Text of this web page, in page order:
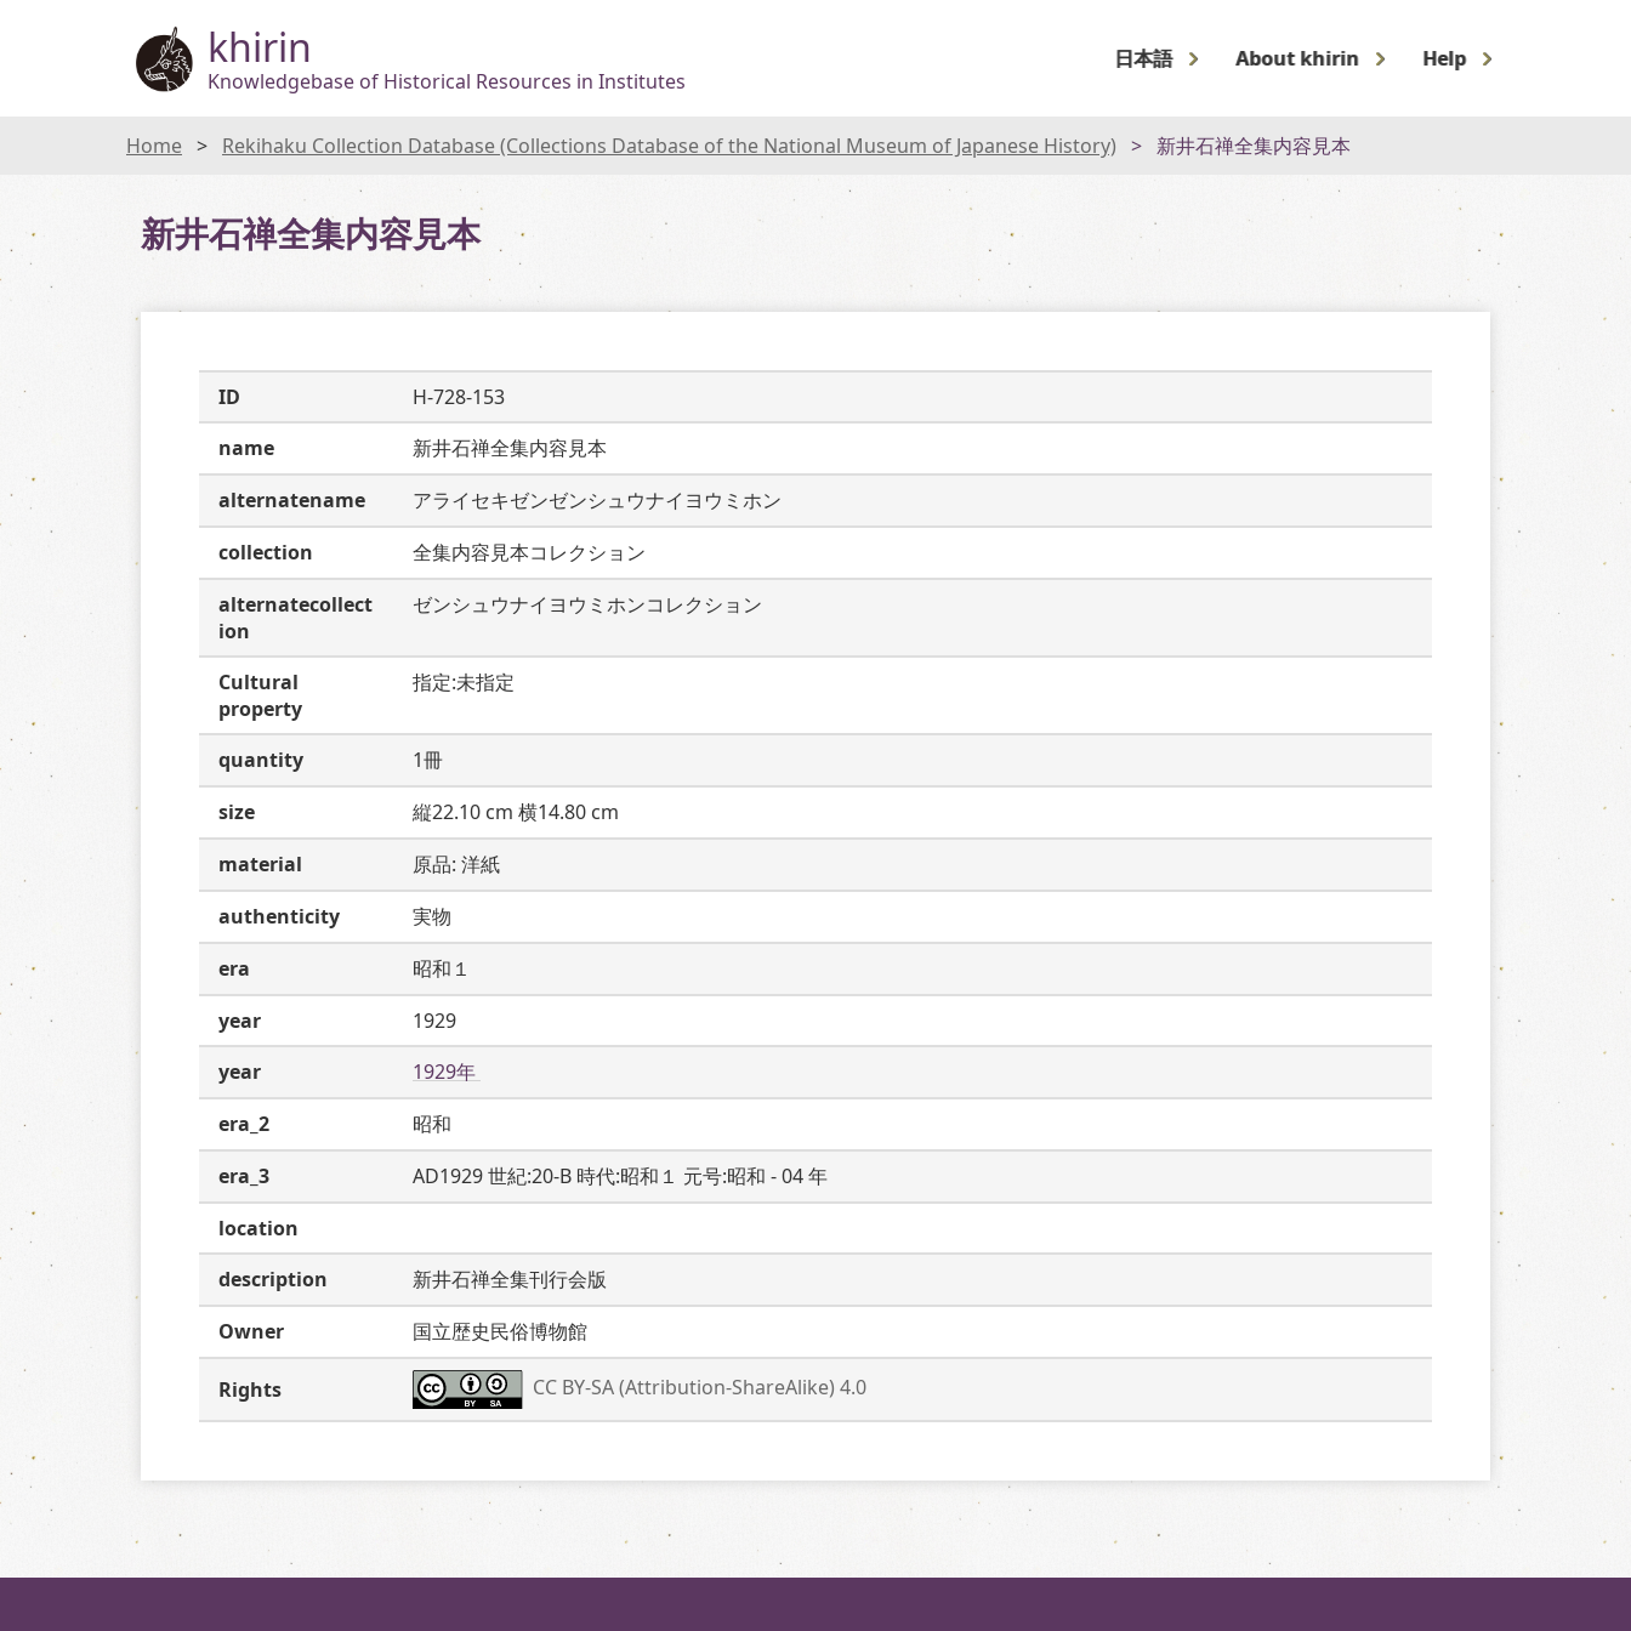
khirin
Knowledgebase of Historical Resources in Institutes
日本語 About khirin Help
Home Rekihaku Collection Database (Collections Database of the National Museum of Japanese History) 新井石禅全集内容見本
新井石禅全集内容見本
ID
H-728-153
name
新井石禅全集内容見本
alternatename
アライセキゼンゼンシュウナイヨウミホン
collection
全集内容見本コレクション
alternatecollect
ion
ゼンシュウナイヨウミホンコレクション
Cultural
property
指定:未指定
quantity
1冊
size
縦22.10 cm 横14.80 cm
material
原品: 洋紙
authenticity
実物
era
昭和１
year
1929
year
1929年
era_2
昭和
era_3
AD1929 世紀:20-B 時代:昭和１ 元号:昭和 - 04 年
location
description
新井石禅全集刊行会版
Owner
国立歴史民俗博物館
Rights CC BY-SA (Attribution-ShareAlike) 4.0